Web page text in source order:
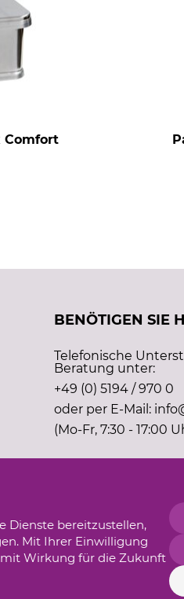
Comfort
BENÖTIGEN SIE
Telefonische
Beratung unter:
+49 (0) 5194 / 970 0
oder per E-Mail:
(Mo-Fr, 7:30 - 17:00
Dienste bereitzustellen,
Mit Ihrer Einwilligung
Wirkung für die Zukunft